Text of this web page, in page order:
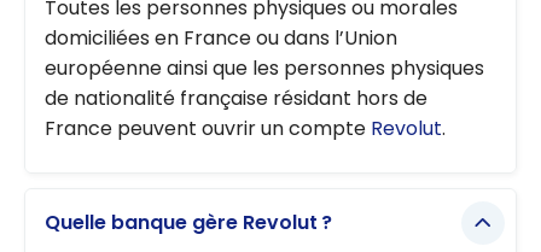
Toutes les personnes physiques ou morales
domiciliées en France ou dans l’Union
européenne ainsi que les personnes physiques
de nationalité française résidant hors de
France peuvent ouvrir un compte Revolut.
Quelle banque gère Revolut ?